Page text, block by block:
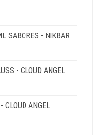
SABORES - NIKBAR
- CLOUD ANGEL
24,90
CLOUD ANGEL